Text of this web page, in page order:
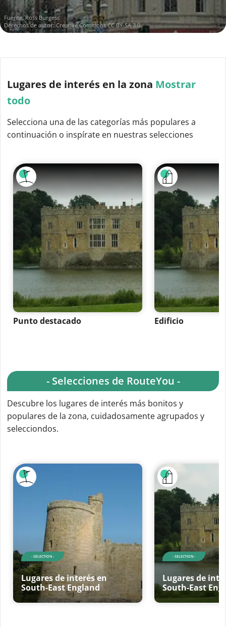
Fuente:Ross Burgess
Derechos de autor: Creative Commons CC BY-SA 3.0
Lugares de interés en la zona Mostrar
todo
Selecciona una de las categorías más populares a
continuación o inspírate en nuestras selecciones
Punto destacado Edificio
- Selecciones de RouteYou -
Descubre los lugares de interés más bonitos y
populares de la zona, cuidadosamente agrupados y
selecciondos.
- SELECTION -
Lugares de interés en
South-East England
- SELECTION -
Lugares de
South-East